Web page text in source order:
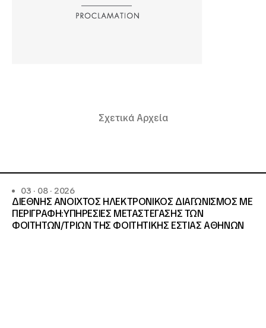
Σχετικά Αρχεία
03 · 08 · 2026
ΔΙΕΘΝΗΣ ΑΝΟΙΧΤΟΣ ΗΛΕΚΤΡΟΝΙΚΟΣ ΔΙΑΓΩΝΙΣΜΟΣ ΜΕ
ΠΕΡΙΓΡΑΦΗ:ΥΠΗΡΕΣΙΕΣ METAΣΤΕΓΑΣΗΣ ΤΩΝ
ΦΟΙΤΗΤΩΝ/ΤΡΙΩΝ ΤΗΣ ΦΟΙΤΗΤΙΚΗΣ ΕΣΤΙΑΣ ΑΘΗΝΩΝ